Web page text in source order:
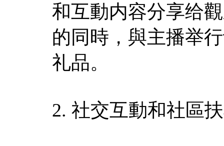
和互動内容分享给
的同時，與主播举
礼品。
2. 社交互動和社區